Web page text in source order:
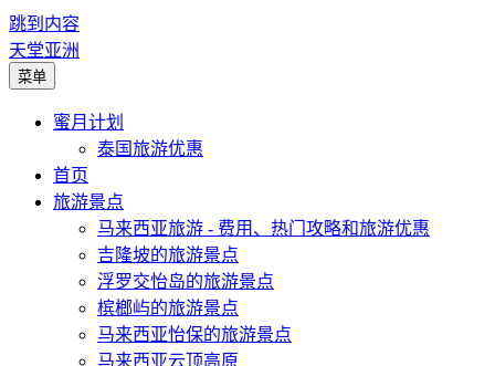
跳到内容
天堂亚洲
菜单
蜜月计划
泰国旅游优惠
首页
旅游景点
马来西亚旅游 - 费用、热门攻略和旅游优惠
吉隆坡的旅游景点
浮罗交怡岛的旅游景点
槟榔屿的旅游景点
马来西亚怡保的旅游景点
马来西亚云顶高原